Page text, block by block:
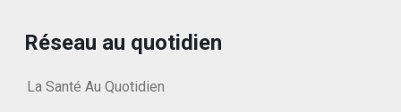
Réseau au quotidien
La Santé Au Quotidien